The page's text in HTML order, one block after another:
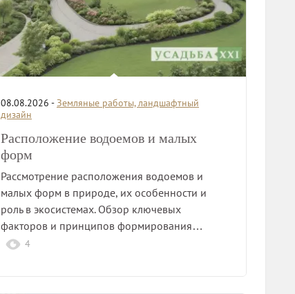
08.08.2026 -Земляные работы, ландшафтный
дизайн
Расположение водоемов и малых
форм
Рассмотрение расположения водоемов и
малых форм в природе, их особенности и
роль в экосистемах. Обзор ключевых
факторов и принципов формирования…
4